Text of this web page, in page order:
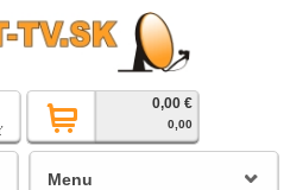
technika
0,00 €
0,00
Menu